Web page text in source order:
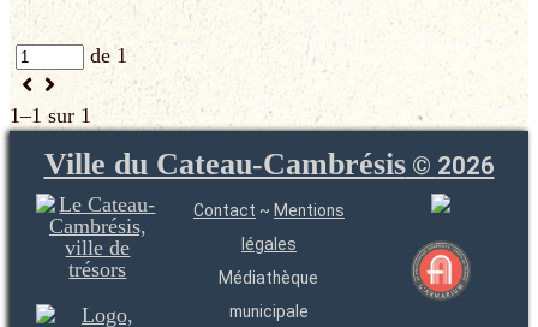
de 1
1–1 sur 1
Ville du Cateau-Cambrésis© 2026
Contact ~ Mentions
légales
Médiathèque
municipale